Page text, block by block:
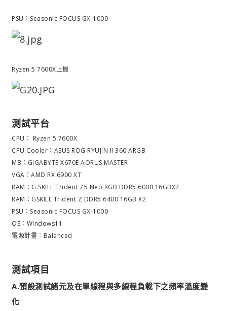
PSU：Seasonic FOCUS GX-1000
Ryzen 5 7600X上機
測試平台
CPU： Ryzen 5 7600X
CPU Cooler：ASUS ROG RYUJIN II 360 ARGB
MB：GIGABYTE X670E AORUS MASTER
VGA：AMD RX 6900 XT
RAM：G.SKILL Trident Z5 Neo RGB DDR5 6000 16GBX2
RAM：GSKILL Trident Z DDR5 6400 16GB X2
PSU：Seasonic FOCUS GX-1000
OS：Windows11
電源計畫：Balanced
測試項目
A.預設測試諸元及在單線程與多線程負載下之頻率溫度變
化